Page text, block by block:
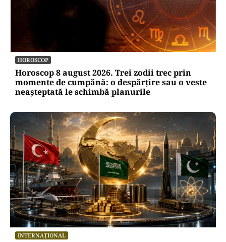
HOROSCOP
Horoscop 8 august 2026. Trei zodii trec prin
momente de cumpănă: o despărțire sau o veste
neașteptată le schimbă planurile
INTERNAȚIONAL